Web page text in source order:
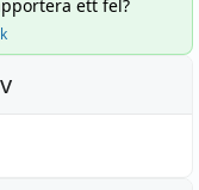
ett fel?